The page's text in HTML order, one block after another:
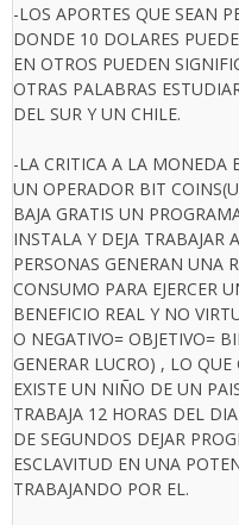
-LOS APORTES QUE SEAN
DONDE 10 DOLARES
EN OTROS PUEDEN
OTRAS PALABRAS
DEL SUR Y UN CHILE.
-LA CRITICA A LA MONEDA
UN OPERADOR BIT
BAJA GRATIS UN
INSTALA Y DEJA TRABAJAR
PERSONAS GENERAN UNA
CONSUMO PARA EJERCER
BENEFICIO REAL Y NO
O NEGATIVO= OBJETIVO=
GENERAR LUCRO) , LO
EXISTE UN NIÑO DE UN
TRABAJA 12 HORAS DEL
DE SEGUNDOS DEJAR
ESCLAVITUD EN UNA
TRABAJANDO POR EL.